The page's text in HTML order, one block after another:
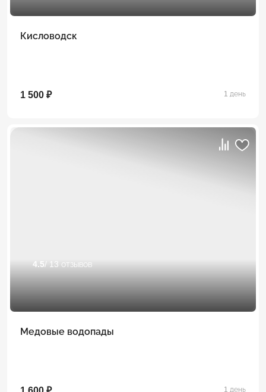
Кисловодск
1 500 ₽ 1 день
4.5/ 13 отзывов
Медовые водопады
1 день